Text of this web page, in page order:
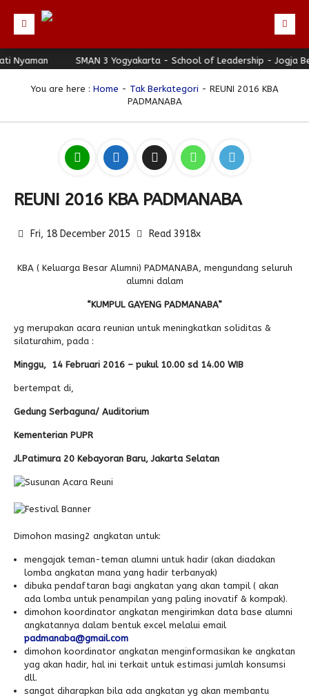
Beranda
Profil
Struktur Organisasi
Kolom Siswa
Guru & Karyawan
Majalah Digital
Antologi Puisi 1
Antologi Puisi 2
Antologi Puisi 3
Antologi Puisi 4
Antologi Cerpen B.Inggris
Kegiatan Kemitraan
Video
Hubungi Kami
Majalah Progresif
Event Padmanaba
Penbes 2026
Alumni
SMAN 3 Yogyakarta - School of Leadership - Jogja Berhati
You are here : Home - Tak Berkategori - REUNI 2016 KBA
PADMANABA
REUNI 2016 KBA PADMANABA
Fri, 18 December 2015 Read 3918x
KBA ( Keluarga Besar Alumni) PADMANABA, mengundang seluruh
alumni dalam
“KUMPUL GAYENG PADMANABA”
yg merupakan acara reunian untuk meningkatkan soliditas &
silaturahim, pada :
Minggu, 14 Februari 2016 – pukul 10.00 sd 14.00 WIB
bertempat di,
Gedung Serbaguna/ Auditorium
Kementerian PUPR
Jl.Patimura 20 Kebayoran Baru, Jakarta Selatan
Dimohon masing2 angkatan untuk:
mengajak teman-teman alumni untuk hadir (akan diadakan
lomba angkatan mana yang hadir terbanyak)
dibuka pendaftaran bagi angkatan yang akan tampil ( akan
ada lomba untuk penampilan yang paling inovatif & kompak).
dimohon koordinator angkatan mengirimkan data base alumni
angkatannya dalam bentuk excel melalui email
padmanaba@gmail.com
dimohon koordinator angkatan menginformasikan ke angkatan
yag akan hadir, hal ini terkait untuk estimasi jumlah konsumsi
dll.
sangat diharapkan bila ada angkatan yg akan membantu